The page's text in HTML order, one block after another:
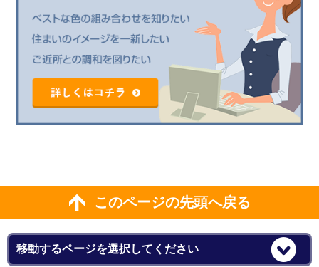
このページの先頭へ戻る